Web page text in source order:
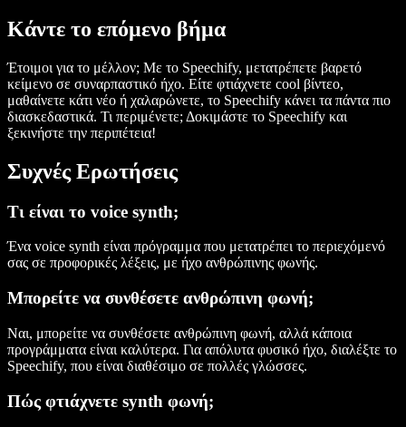
Κάντε το επόμενο βήμα
Έτοιμοι για το μέλλον; Με το Speechify, μετατρέπετε βαρετό
κείμενο σε συναρπαστικό ήχο. Είτε φτιάχνετε cool βίντεο,
μαθαίνετε κάτι νέο ή χαλαρώνετε, το Speechify κάνει τα πάντα πιο
διασκεδαστικά. Τι περιμένετε; Δοκιμάστε το Speechify και
ξεκινήστε την περιπέτεια!
Συχνές Ερωτήσεις
Τι είναι το voice synth;
Ένα voice synth είναι πρόγραμμα που μετατρέπει το περιεχόμενό
σας σε προφορικές λέξεις, με ήχο ανθρώπινης φωνής.
Μπορείτε να συνθέσετε ανθρώπινη φωνή;
Ναι, μπορείτε να συνθέσετε ανθρώπινη φωνή, αλλά κάποια
προγράμματα είναι καλύτερα. Για απόλυτα φυσικό ήχο, διαλέξτε το
Speechify, που είναι διαθέσιμο σε πολλές γλώσσες.
Πώς φτιάχνετε synth φωνή;